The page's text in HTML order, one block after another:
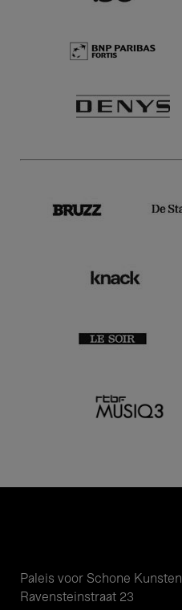
Paleis voor Schone Kunsten
Ravensteinstraat 23